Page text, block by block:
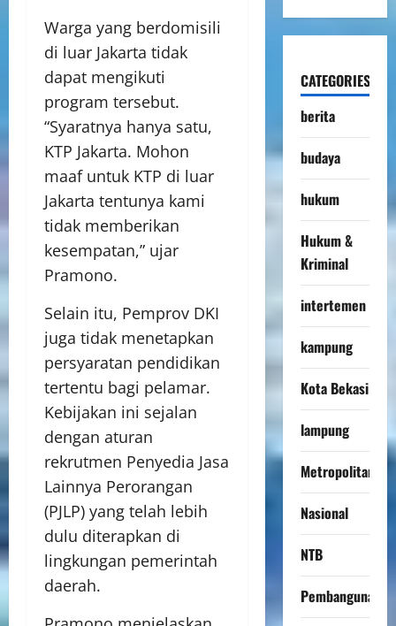
Warga yang berdomisili
di luar Jakarta tidak
dapat mengikuti
program tersebut.
“Syaratnya hanya satu,
KTP Jakarta. Mohon
maaf untuk KTP di luar
Jakarta tentunya kami
tidak memberikan
kesempatan,” ujar
Pramono.
Selain itu, Pemprov DKI
juga tidak menetapkan
persyaratan pendidikan
tertentu bagi pelamar.
Kebijakan ini sejalan
dengan aturan
rekrutmen Penyedia Jasa
Lainnya Perorangan
(PJLP) yang telah lebih
dulu diterapkan di
lingkungan pemerintah
daerah.
CATEGORIES
berita
budaya
hukum
Hukum &
Kriminal
intertemen
kampung
Kota Bekasi
lampung
Metropolitan
Nasional
NTB
Pembangunan